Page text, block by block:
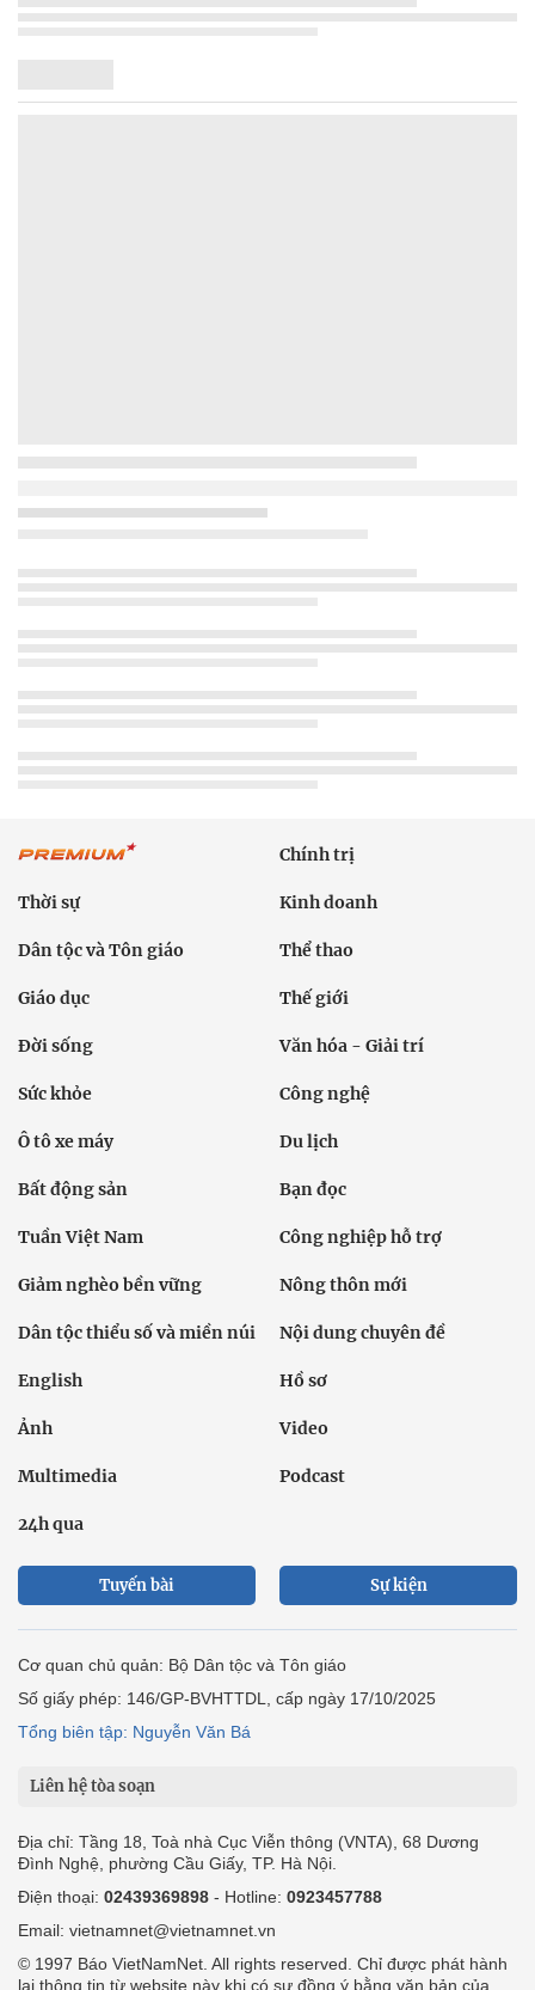
Chính trị
Thời sự Kinh doanh
Dân tộc và Tôn giáo Thể thao
Giáo dục Thế giới
Đời sống Văn hóa - Giải trí
Sức khỏe Công nghệ
Ô tô xe máy Du lịch
Bất động sản Bạn đọc
Tuần Việt Nam Công nghiệp hỗ trợ
Giảm nghèo bền vững Nông thôn mới
Dân tộc thiểu số và miền núi Nội dung chuyên đề
English Hồ sơ
Ảnh Video
Multimedia Podcast
24h qua
Tuyến bài Sự kiện
Cơ quan chủ quản: Bộ Dân tộc và Tôn giáo
Số giấy phép: 146/GP-BVHTTDL, cấp ngày 17/10/2025
Tổng biên tập: Nguyễn Văn Bá
Liên hệ tòa soạn
Địa chỉ: Tầng 18, Toà nhà Cục Viễn thông (VNTA), 68 Dương
Đình Nghệ, phường Cầu Giấy, TP. Hà Nội.
Điện thoại: 02439369898 - Hotline: 0923457788
Email: vietnamnet@vietnamnet.vn
© 1997 Báo VietNamNet. All rights reserved. Chỉ được phát hành
lại thông tin từ website này khi có sự đồng ý bằng văn bản của